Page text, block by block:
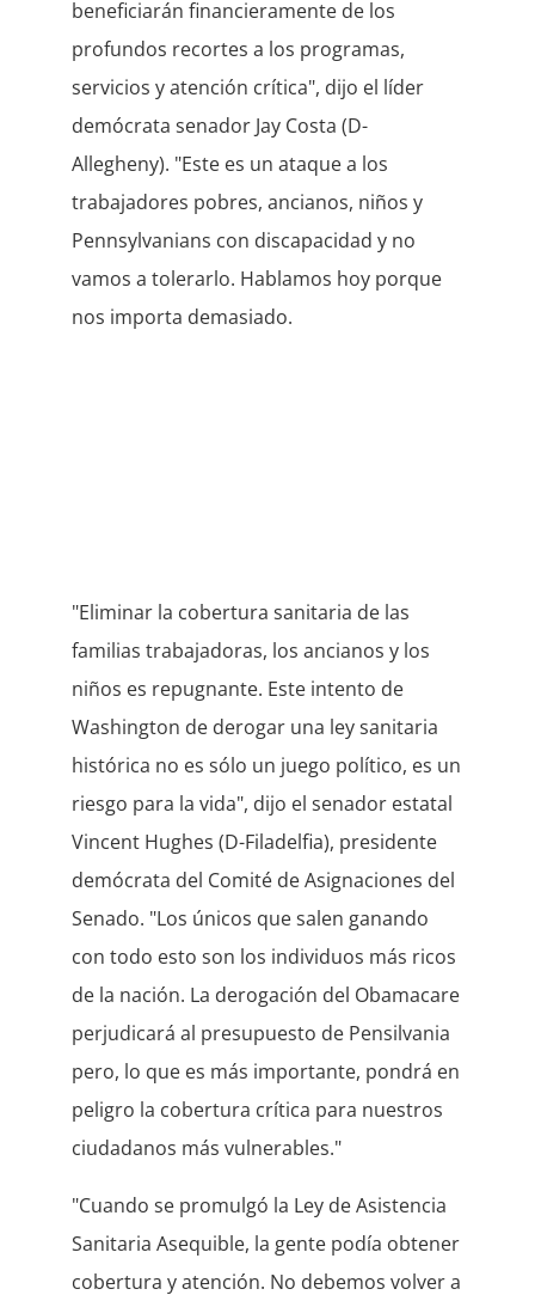
beneficiarán financieramente de los
profundos recortes a los programas,
servicios y atención crítica", dijo el líder
demócrata senador Jay Costa (D-
Allegheny). "Este es un ataque a los
trabajadores pobres, ancianos, niños y
Pennsylvanians con discapacidad y no
vamos a tolerarlo. Hablamos hoy porque
nos importa demasiado.
"Eliminar la cobertura sanitaria de las
familias trabajadoras, los ancianos y los
niños es repugnante. Este intento de
Washington de derogar una ley sanitaria
histórica no es sólo un juego político, es un
riesgo para la vida", dijo el senador estatal
Vincent Hughes (D-Filadelfia), presidente
demócrata del Comité de Asignaciones del
Senado. "Los únicos que salen ganando
con todo esto son los individuos más ricos
de la nación. La derogación del Obamacare
perjudicará al presupuesto de Pensilvania
pero, lo que es más importante, pondrá en
peligro la cobertura crítica para nuestros
ciudadanos más vulnerables."
"Cuando se promulgó la Ley de Asistencia
Sanitaria Asequible, la gente podía obtener
cobertura y atención. No debemos volver a